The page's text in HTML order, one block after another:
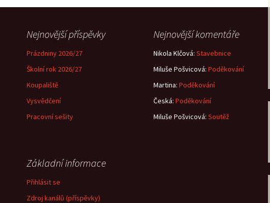
Nejnovější příspěvky
Prázdniny 2026/27
Školní rok 2026/27
Koupaliště
Vysvědčení
Pracovní sešity
Nejnovější komentáře
Nikola Klčová: Stavebnice
Miluše Pošvicová: Poděkování
Martina: Poděkování
Česká: Poděkování
Miluše Pošvicová: Soutěž
Základní informace
Přihlásit se
Zdroj kanálů (příspěvky)